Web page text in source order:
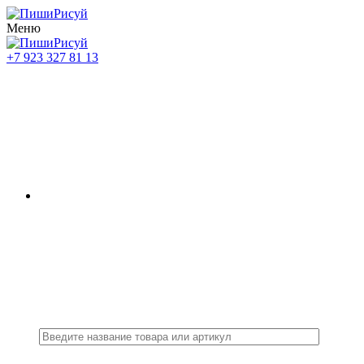
Меню
+7 923 327 81 13